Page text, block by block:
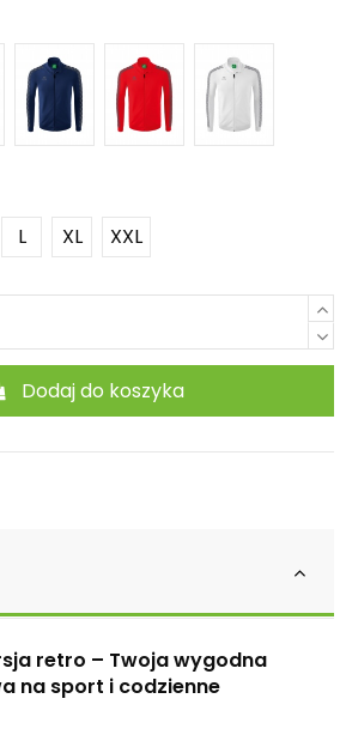
L XL XXL
Dodaj do koszyka
retro – Twoja wygodna
na sport i codzienne